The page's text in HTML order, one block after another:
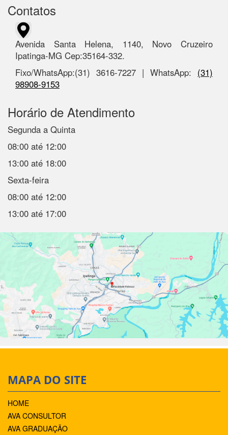
Contatos
Avenida Santa Helena, 1140, Novo Cruzeiro
Ipatinga-MG Cep:35164-332.
Fixo/WhatsApp:(31) 3616-7227 | WhatsApp: (31)
98908-9153
Horário de Atendimento
Segunda a Quinta
08:00 até 12:00
13:00 até 18:00
Sexta-feira
08:00 até 12:00
13:00 até 17:00
MAPA DO SITE
HOME
AVA CONSULTOR
AVA GRADUAÇÃO